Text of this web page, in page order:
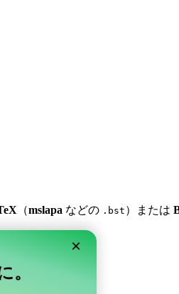
（mslapa などの .bst ）または
×
。